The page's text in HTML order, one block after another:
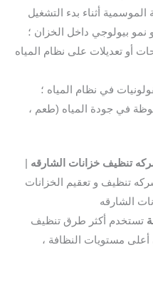
الموسمية أثناء بدء التشغيل
بيولوجي داخل الخزان ؛
أو تعديلات على نظام المياه
في نظام المياه ؛
في جودة المياه (طعم ،
تنظيف خزانات الشارقه
تنظيف و تعقيم الخزانات
الشارقه
تستخدم أكثر طرق تنظيف
أعلى مستويات النظافة ،